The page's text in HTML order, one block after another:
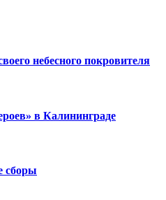
небесного покровителя
в Калининграде
сборы